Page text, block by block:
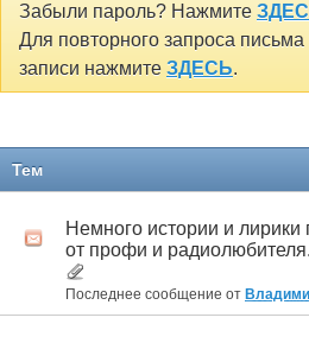
Забыли пароль? Нажмите
Для повторного запроса
записи нажмите ЗДЕСЬ.
Тем
Немного истории и лирики
от профи и радиолюбителя.
Последнее сообщение от